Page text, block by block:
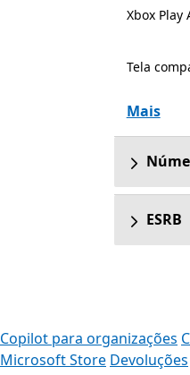
Xbox Play
Tela
Mais
ESRB
Copilot para organizações
Microsoft Store Devoluções